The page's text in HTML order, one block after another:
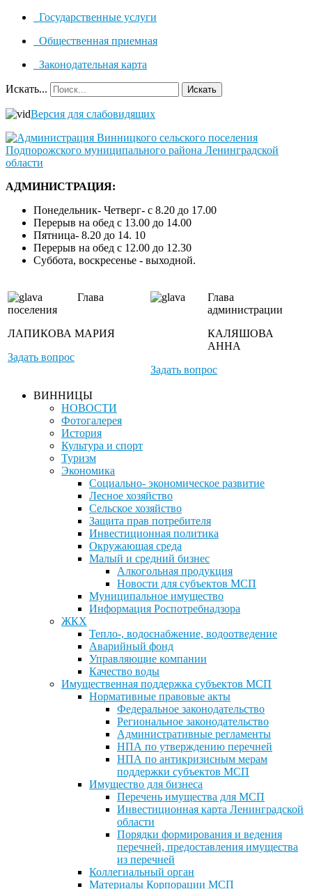
Государственные услуги
Общественная приемная
Законодательная карта
Искать... Искать
Версия для слабовидящих
АДМИНИСТРАЦИЯ:
Понедельник- Четверг- с 8.20 до 17.00
Перерыв на обед с 13.00 до 14.00
Пятница- 8.20 до 14. 10
Перерыв на обед с 12.00 до 12.30
Суббота, воскресенье - выходной.
Глава
поселения
ЛАПИКОВА МАРИЯ
Задать вопрос
Глава
администрации
КАЛЯШОВА
АННА
Задать вопрос
ВИННИЦЫ
НОВОСТИ
Фотогалерея
История
Культура и спорт
Туризм
Экономика
Социально- экономическое развитие
Лесное хозяйство
Сельское хозяйство
Защита прав потребителя
Инвестиционная политика
Окружающая среда
Малый и средний бизнес
Алкогольная продукция
Новости для субъектов МСП
Муниципальное имущество
Информация Роспотребнадзора
ЖКХ
Тепло-, водоснабжение, водоотведение
Аварийный фонд
Управляющие компании
Качество воды
Имущественная поддержка субъектов МСП
Нормативные правовые акты
Федеральное законодательство
Региональное законодательство
Административные регламенты
НПА по утверждению перечней
НПА по антикризисным мерам
поддержки субъектов МСП
Имущество для бизнеса
Перечень имущества для МСП
Инвестиционная карта Ленинградской
области
Порядки формирования и ведения
перечней, предоставления имущества
из перечней
Коллегиальный орган
Материалы Корпорации МСП